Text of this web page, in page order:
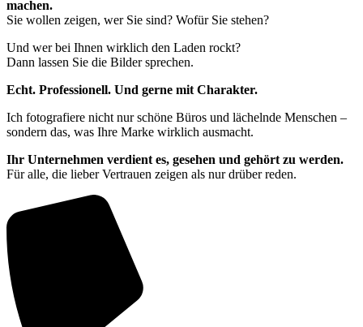
machen.
Sie wollen zeigen, wer Sie sind? Wofür Sie stehen?
Und wer bei Ihnen wirklich den Laden rockt?
Dann lassen Sie die Bilder sprechen.
Echt. Professionell. Und gerne mit Charakter.
Ich fotografiere nicht nur schöne Büros und lächelnde Menschen –
sondern das, was Ihre Marke wirklich ausmacht.
Ihr Unternehmen verdient es, gesehen und gehört zu werden.
Für alle, die lieber Vertrauen zeigen als nur drüber reden.